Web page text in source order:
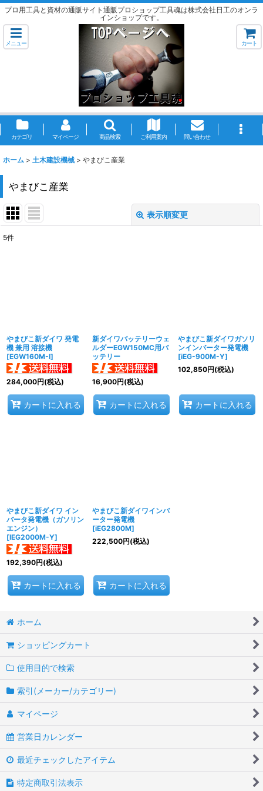
プロ用工具と資材の通販サイト通販プロショップ工具魂は株式会社日工のオンラ
インショップです。
メニュー カート
カテゴリ マイページ 商品検索 ご利用案内 問い合わせ
ホーム > 土木建設機械 > やまびこ産業
やまびこ産業
表示順変更
5件
やまびこ新ダイワ 発電
機 兼用 溶接機
[EGW160M-I]
284,000円(税込)
カートに入れる
新ダイワバッテリーウェ
ルダーEGW150MC用バ
ッテリー
16,900円(税込)
カートに入れる
やまびこ新ダイワガソリ
ンインバーター発電機
[iEG-900M-Y]
102,850円(税込)
カートに入れる
やまびこ新ダイワ イン
バータ発電機（ガソリン
エンジン）
[IEG2000M-Y]
192,390円(税込)
カートに入れる
やまびこ新ダイワインバ
ーター発電機
[iEG2800M]
222,500円(税込)
カートに入れる
ホーム
ショッピングカート
使用目的で検索
索引(メーカー/カテゴリー)
マイページ
営業日カレンダー
最近チェックしたアイテム
特定商取引法表示